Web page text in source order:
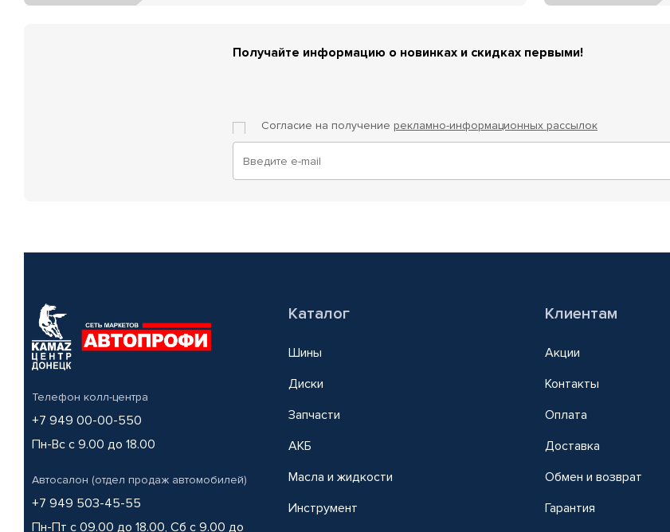
Получайте информацию о новинках и скидках первыми!
Согласие на получение рекламно-информационных рассылок
Телефон колл-центра
+7 949 00-00-550
Пн-Вс с 9.00 до 18.00
Автосалон (отдел продаж автомобилей)
+7 949 503-45-55
Пн-Пт с 09.00 до 18.00, Сб с 9.00 до
Каталог
Шины
Диски
Запчасти
АКБ
Масла и жидкости
Инструмент
Клиентам
Акции
Контакты
Оплата
Доставка
Обмен и возврат
Гарантия